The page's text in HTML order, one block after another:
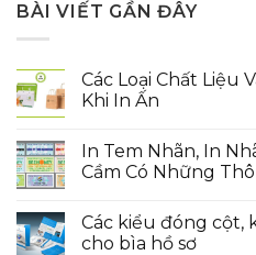
BÀI VIẾT GẦN ĐÂY
Các Loại Chất Liệu
Khi In Ấn
In Tem Nhãn, In
Cầm Có Những
Các kiểu đóng cột,
cho bìa hồ sơ